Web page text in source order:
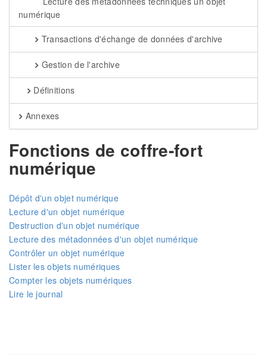
numérique
Transactions d'échange de données d'archive
Gestion de l'archive
Définitions
Annexes
Fonctions de coffre-fort
numérique
Dépôt d'un objet numérique
Lecture d'un objet numérique
Destruction d'un objet numérique
Lecture des métadonnées d'un objet numérique
Contrôler un objet numérique
Lister les objets numériques
Compter les objets numériques
Lire le journal